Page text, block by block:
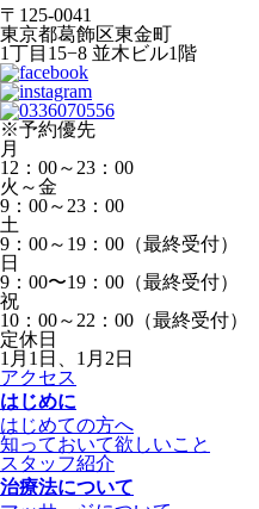
〒125-0041
東京都葛飾区東金町
1丁目15−8 並木ビル1階
※予約優先
月
12：00～23：00
火～金
9：00～23：00
土
9：00～19：00（最終受付）
日
9：00〜19：00（最終受付）
祝
10：00～22：00（最終受付）
定休日
1月1日、1月2日
アクセス
はじめに
はじめての方へ
知っておいて欲しいこと
スタッフ紹介
治療法について